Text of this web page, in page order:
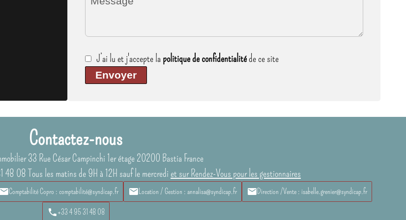
J’ai lu et j'accepte la politique de confidentialitéde ce site
Envoyer
Contactez-nous
33 Rue César Campinchi 1er étage20200 Bastia France
08 Tous les matins de 9H à 12H sauf le mercredi et sur Rendez-Vous pour les gestionnaires
Comptabilité Copro : comptabilité@syndicap.fr Location / Gestion : annalisa@syndicap.fr Direction /Vente : isabelle.grenier@syndicap.fr
+33 4 95 31 48 08